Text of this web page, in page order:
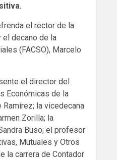
el rector de la
el decano de la
(FACSO), Marcelo
el director del
Económicas de la
Ramírez; la vicedecana
Zorilla; la
Buso; el profesor
Mutuales y Otros
la carrera de Contador